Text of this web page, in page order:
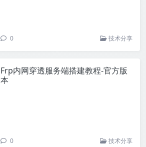
0 技术分享
Frp内网穿透服务端搭建教程-官方版
本
0 技术分享